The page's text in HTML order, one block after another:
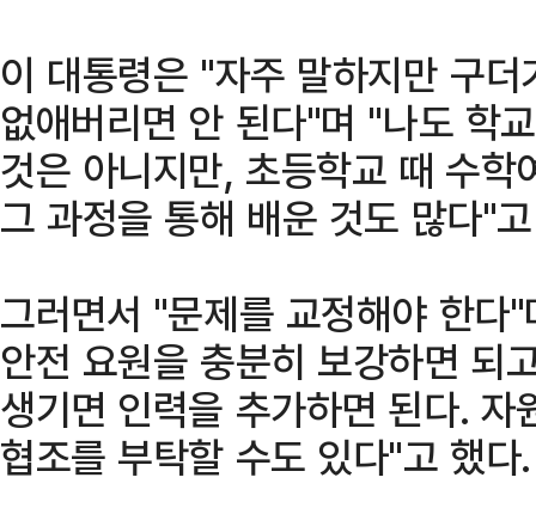
이 대통령은 "자주 말하지만 구
없애버리면 안 된다"며 "나도 학
것은 아니지만, 초등학교 때 수
그 과정을 통해 배운 것도 많다"
그러면서 "문제를 교정해야 한다
안전 요원을 충분히 보강하면 되
생기면 인력을 추가하면 된다.
협조를 부탁할 수도 있다"고 했다.